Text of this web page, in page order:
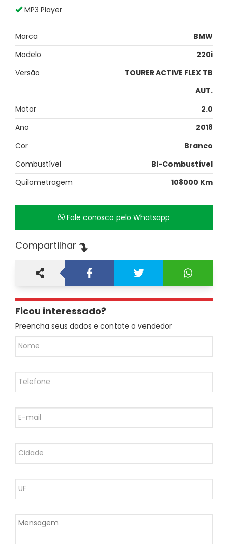
MP3 Player
Marca
BMW
Modelo
220i
Versão
TOURER ACTIVE FLEX TB
AUT.
Motor
2.0
Ano
2018
Cor
Branco
Combustível
Bi-Combustível
Quilometragem
108000 Km
Fale conosco pelo Whatsapp
Compartilhar
Ficou interessado?
Preencha seus dados e contate o vendedor